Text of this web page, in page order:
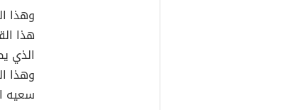
وهذا
هذا
الذي
وهذا
سعيه